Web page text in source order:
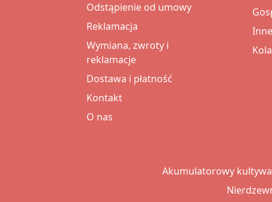
Odstąpienie od umowy
Reklamacja
Wymiana, zwroty i
reklamacje
Dostawa i płatność
Kontakt
O nas
Inne
Akumulatorowy